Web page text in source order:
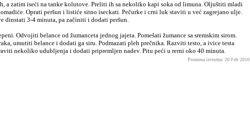
a zatim iseći na tanke kolutove. Preliti ih sa nekoliko kapi soka od limuna. Oljuštiti mladi
Oprati peršun i listiće sitno iseckati. Pečurke i crni luk staviti u već zagrejano ulje.
dinstati 3-4 minuta, pa začiniti i dodati peršun.
Odvojiti belance od žumanceta jednog jajeta. Pomešati žumance sa sremskim sirom.
umutiti belance i dodati ga siru. Podmazati pleh prečnika. Razviti testo, a ivice testa
nekoliko udubljenja i dodati pripremljen nadev. Pitu peći u rerni oko 40 minuta.
Promena izvrsena: 20 Feb 2010